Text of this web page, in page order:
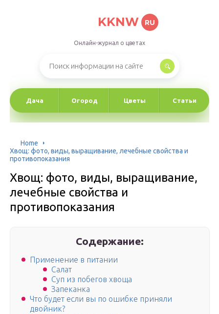
KKNW RU
Онлайн-журнал о цветах
Дача Огород Цветы Статьи
Home
Хвощ: фото, виды, выращивание, лечебные свойства и
противопоказания
Хвощ: фото, виды, выращивание,
лечебные свойства и
противопоказания
Содержание:
Применение в питании
Салат
Суп из побегов хвоща
Запеканка
Что будет если вы по ошибке приняли
двойник?